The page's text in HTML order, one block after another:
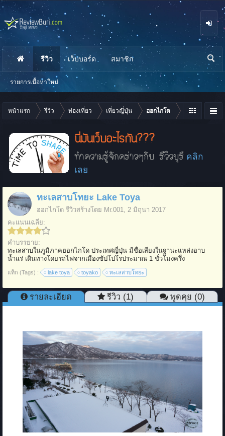
หน้าแรก รีวิว ท่องเที่ยว เที่ยวญี่ปุ่น ฮอกไกโด
นี่มันเว็บอะไรกัน???
ทำความรู้จักคร่าวๆกับ รีวิวบุรี คลิก
เลย
ทะเลสาบโทยะ Lake Toya
ฮอกไกโด รีวิวสร้างโดย Mr.001, 2 มิถุนา 2017
คะแนนเฉลี่ย:
คำบรรยาย:
ทะเลสาบในภูมิภาคฮอกไกโด ประเทศญี่ปุ่น มีชื่อเสียงในฐานะแหล่งอาบ
น้ำแร่ เดินทางโดยรถไฟจากเมืองซัปโปโรประมาณ 1 ชั่วโมงครึ่ง
แท็ก (Tags) : lake toya toyako ทะเลสาบโทยะ
รายละเอียด รีวิว (1) พูดคุย (0)
รีวิว
รายการเนื้อหาใหม่
เว็บบอร์ด สมาชิก
นห
า